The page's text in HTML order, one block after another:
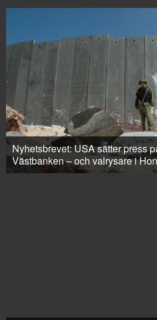
Nyhetsbrevet: USA sätter press
Västbanken – och valrysare i